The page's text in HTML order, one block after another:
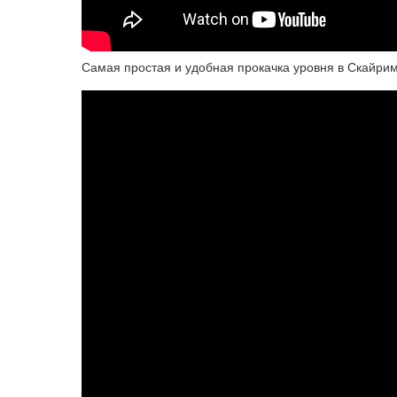
Самая простая и удобная прокачка уровня в